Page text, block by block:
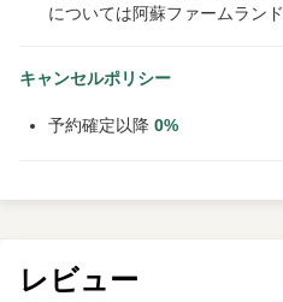
については阿蘇ファームラン
キャンセルポリシー
予約確定以降 0%
レビュー